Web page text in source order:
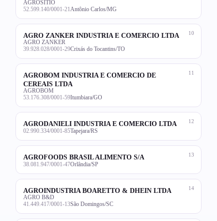
AGROSITIO
52.599.140/0001-21 Antônio Carlos/MG
10
AGRO ZANKER INDUSTRIA E COMERCIO LTDA
AGRO ZANKER
39.928.028/0001-29Crixás do Tocantins/TO
11
AGROBOM INDUSTRIA E COMERCIO DE
CEREAIS LTDA
AGROBOM
53.176.308/0001-59Itumbiara/GO
12
AGRODANIELI INDUSTRIA E COMERCIO LTDA
02.990.334/0001-85Tapejara/RS
13
AGROFOODS BRASIL ALIMENTO S/A
38.081.947/0001-47Orlândia/SP
14
AGROINDUSTRIA BOARETTO & DHEIN LTDA
AGRO B&D
41.449.417/0001-13São Domingos/SC